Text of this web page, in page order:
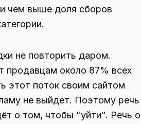
чем выше доля сборов
не повторить даром.
продавцам около 87% всех
этот поток своим сайтом
не выйдет. Поэтому речь
о том, чтобы "уйти". Речь о